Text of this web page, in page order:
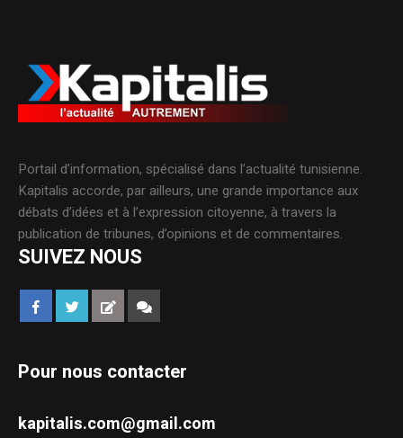
Portail d’information, spécialisé dans l’actualité tunisienne.
Kapitalis accorde, par ailleurs, une grande importance aux
débats d’idées et à l’expression citoyenne, à travers la
publication de tribunes, d’opinions et de commentaires.
SUIVEZ NOUS
Pour nous contacter
kapitalis.com@gmail.com